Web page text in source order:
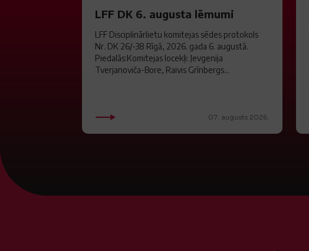
LFF DK 6. augusta lēmumi
LFF Disciplinārlietu komitejas sēdes protokols
Nr. DK 26/-38 Rīgā, 2026. gada 6. augustā.
Piedalās:Komitejas locekļi: Jevgenija
Tverjanoviča-Bore, Raivis Grīnbergs...
07. augusts 2026.